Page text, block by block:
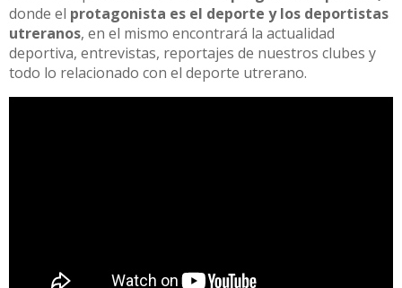
donde el protagonista es el deporte y los deportistas
utreranos, en el mismo encontrará la actualidad
deportiva, entrevistas, reportajes de nuestros clubes y
todo lo relacionado con el deporte utrerano.